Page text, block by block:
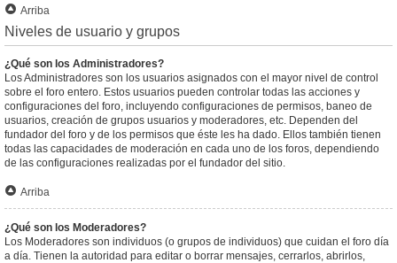
Arriba
Niveles de usuario y grupos
¿Qué son los Administradores?
Los Administradores son los usuarios asignados con el mayor nivel de control
sobre el foro entero. Estos usuarios pueden controlar todas las acciones y
configuraciones del foro, incluyendo configuraciones de permisos, baneo de
usuarios, creación de grupos usuarios y moderadores, etc. Dependen del
fundador del foro y de los permisos que éste les ha dado. Ellos también tienen
todas las capacidades de moderación en cada uno de los foros, dependiendo
de las configuraciones realizadas por el fundador del sitio.
Arriba
¿Qué son los Moderadores?
Los Moderadores son individuos (o grupos de individuos) que cuidan el foro día
a día. Tienen la autoridad para editar o borrar mensajes, cerrarlos, abrirlos,